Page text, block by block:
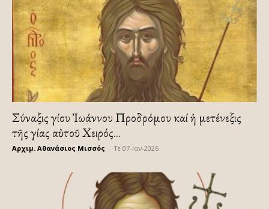
Σύναξις Ἁγίου Ἰωάννου Προδρόμου καί ἡ μετένεξις
τῆς Ἁγίας αὐτοῦ Χειρός...
Αρχιμ. Αθανάσιος Μισσός Τε 07-Ιαν-2026